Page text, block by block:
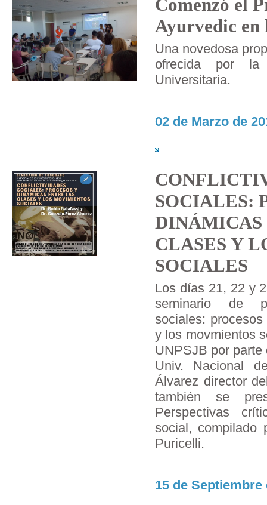
Comenzó el
Ayurvedic en
Una novedosa
ofrecida por la
Universitaria.
02 de Marzo de
SOCIALES:
DINÁMICAS
CLASES Y
SOCIALES
Los días 21, 22 y
seminario de
sociales:
y los movmientos
UNPSJB por
Univ. Nacional
Álvarez director
también se
Perspectivas
social, compilado
Puricelli.
15 de Septiembre